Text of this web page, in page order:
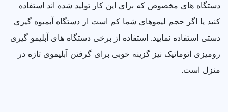
دستگاه‌ های مخصوص که برای این کار تولید شده اند استفاده
کنید یا اگر حجم لیموهای شما کم است از دستگاه آبمیوه گیری
دستی استفاده نمایید. استفاده از برخی دستگاه‌ های آبلیمو گیری
رومیزی اتوماتیک نیز گزینه خوبی برای گرفتن آبلیموی تازه در
منزل است.